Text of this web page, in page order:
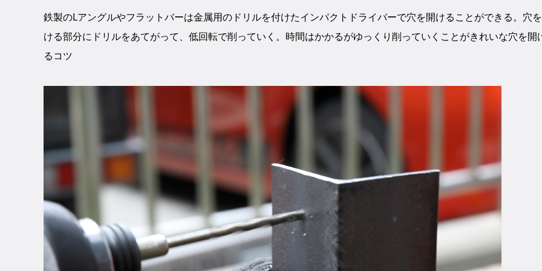
鉄製のLアングルやフラットバーは金属用のドリルを付けたインパクトドライバーで穴を開けることができる。穴
ける部分にドリルをあてがって、低回転で削っていく。時間はかかるがゆっくり削っていくことがきれいな穴を開
るコツ